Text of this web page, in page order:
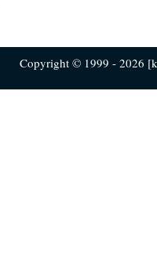
Copyright © 1999 - 2026